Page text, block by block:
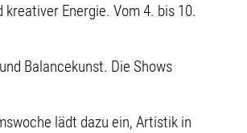
Energie. Vom 4. bis 10.
Balancekunst. Die Shows
lädt dazu ein, Artistik in